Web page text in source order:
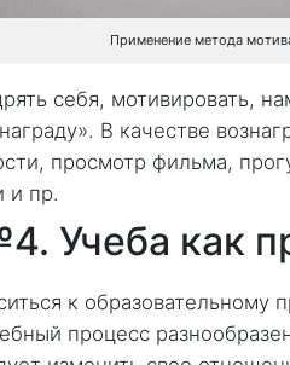
Применение метода
себя, мотивировать,
В качестве
просмотр фильма,
и пр.
Учеба как
к образовательному
процесс